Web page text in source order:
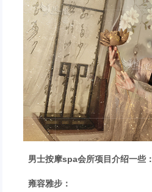
男士按摩spa会所项目介绍一些：
雍容雅步：